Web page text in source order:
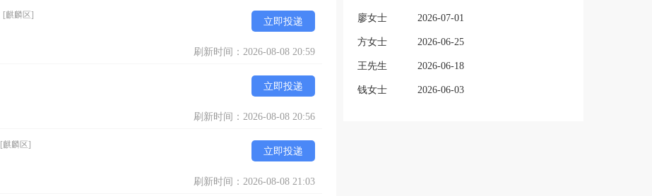
[麒麟区]
立即投递
刷新时间：2026-08-08 20:59
立即投递
刷新时间：2026-08-08 20:56
[麒麟区]
立即投递
刷新时间：2026-08-08 21:03
廖女士 2026-07-01
方女士 2026-06-25
王先生 2026-06-18
钱女士 2026-06-03